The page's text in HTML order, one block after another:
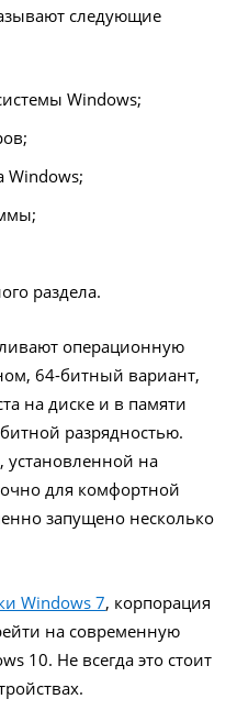
следующие
Windows;
Windows;
раздела.
операционную
64-битный вариант,
на диске и в памяти
разрядностью.
установленной на
для комфортной
запущено несколько
Windows 7, корпорация
на современную
10. Не всегда это стоит